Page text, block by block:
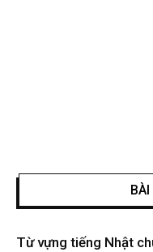
Từ vựng tiếng Nhật